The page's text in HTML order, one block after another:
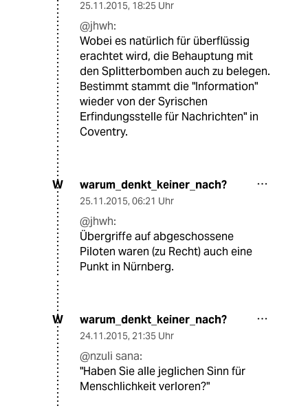
25.11.2015, 18:25 Uhr
@jhwh:
Wobei es natürlich für überflüssig
erachtet wird, die Behauptung mit
den Splitterbomben auch zu belegen.
Bestimmt stammt die "Information"
wieder von der Syrischen
Erfindungsstelle für Nachrichten" in
Coventry.
W warum_denkt_keiner_nach?
25.11.2015, 06:21 Uhr
@jhwh:
Übergriffe auf abgeschossene
Piloten waren (zu Recht) auch eine
Punkt in Nürnberg.
W warum_denkt_keiner_nach?
24.11.2015, 21:35 Uhr
@nzuli sana:
"Haben Sie alle jeglichen Sinn für
Menschlichkeit verloren?"